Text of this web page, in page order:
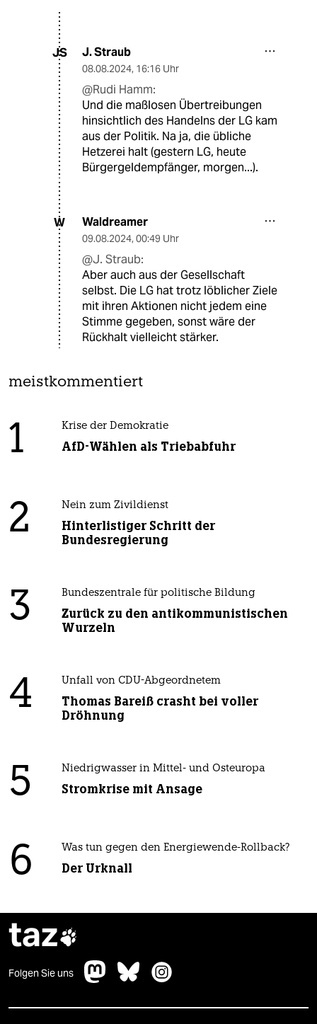
JS J. Straub
08.08.2024, 16:16 Uhr
@Rudi Hamm:
Und die maßlosen Übertreibungen
hinsichtlich des Handelns der LG kam
aus der Politik. Na ja, die übliche
Hetzerei halt (gestern LG, heute
Bürgergeldempfänger, morgen...).
W Waldreamer
09.08.2024, 00:49 Uhr
@J. Straub:
Aber auch aus der Gesellschaft
selbst. Die LG hat trotz löblicher Ziele
mit ihren Aktionen nicht jedem eine
Stimme gegeben, sonst wäre der
Rückhalt vielleicht stärker.
meistkommentiert
1 Krise der Demokratie
AfD-Wählen als Triebabfuhr
2 Nein zum Zivildienst
Hinterlistiger Schritt der
Bundesregierung
3 Bundeszentrale für politische Bildung
Zurück zu den antikommunistischen
Wurzeln
4 Unfall von CDU-Abgeordnetem
Thomas Bareiß crasht bei voller
Dröhnung
5 Niedrigwasser in Mittel- und Osteuropa
Stromkrise mit Ansage
6 Was tun gegen den Energiewende-Rollback?
Der Urknall
taz
Folgen Sie uns